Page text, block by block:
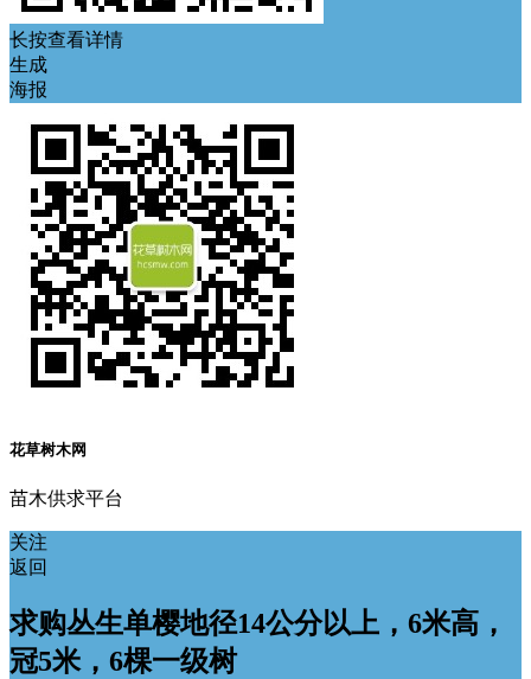
长按查看详情
生成
海报
花草树木网
苗木供求平台
关注
返回
求购丛生单樱地径14公分以上，6米高，
冠5米，6棵一级树